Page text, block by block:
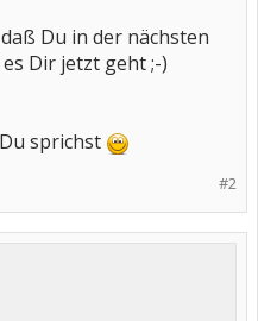
Du in der nächsten
Dir jetzt geht ;-)
sprichst
#2